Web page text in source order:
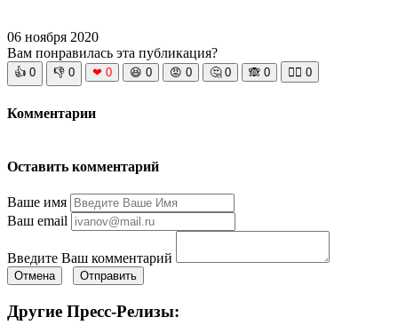
06 ноября 2020
Вам понравилась эта публикация?
👍 0 👎 0 ❤ 0 😆 0 😡 0 🤔 0 🙈 0 🧘‍♀️ 0
Комментарии
Оставить комментарий
Ваше имя
Ваш email
Введите Ваш комментарий
Отмена Отправить
Другие Пресс-Релизы: